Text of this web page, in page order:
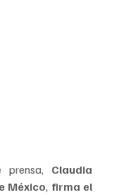
prensa, Claudia
México, firma el